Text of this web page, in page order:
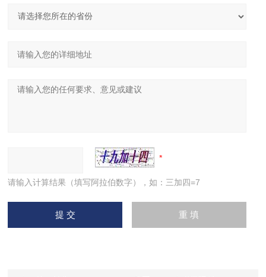
请输入计算结果（填写阿拉伯数字），如：三加四=7